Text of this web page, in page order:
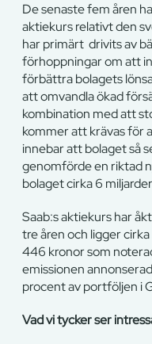
De senaste fem åren
aktiekurs relativt den
har primärt drivits av
förhoppningar om att
förbättra bolagets
att omvandla ökad
kombination med att
kommer att krävas för
innebar att bolaget så
genomförde en riktad
bolaget cirka 6
Saab:s aktiekurs har
tre åren och ligger
446 kronor som
emissionen
procent av portföljen i
Vad vi tycker ser